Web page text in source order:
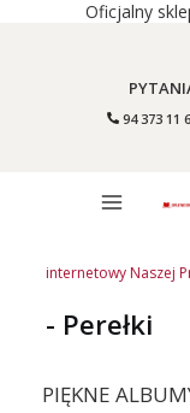
Oficjalny
94 373 11
internetowy Naszej
- Perełki
PIĘKNE